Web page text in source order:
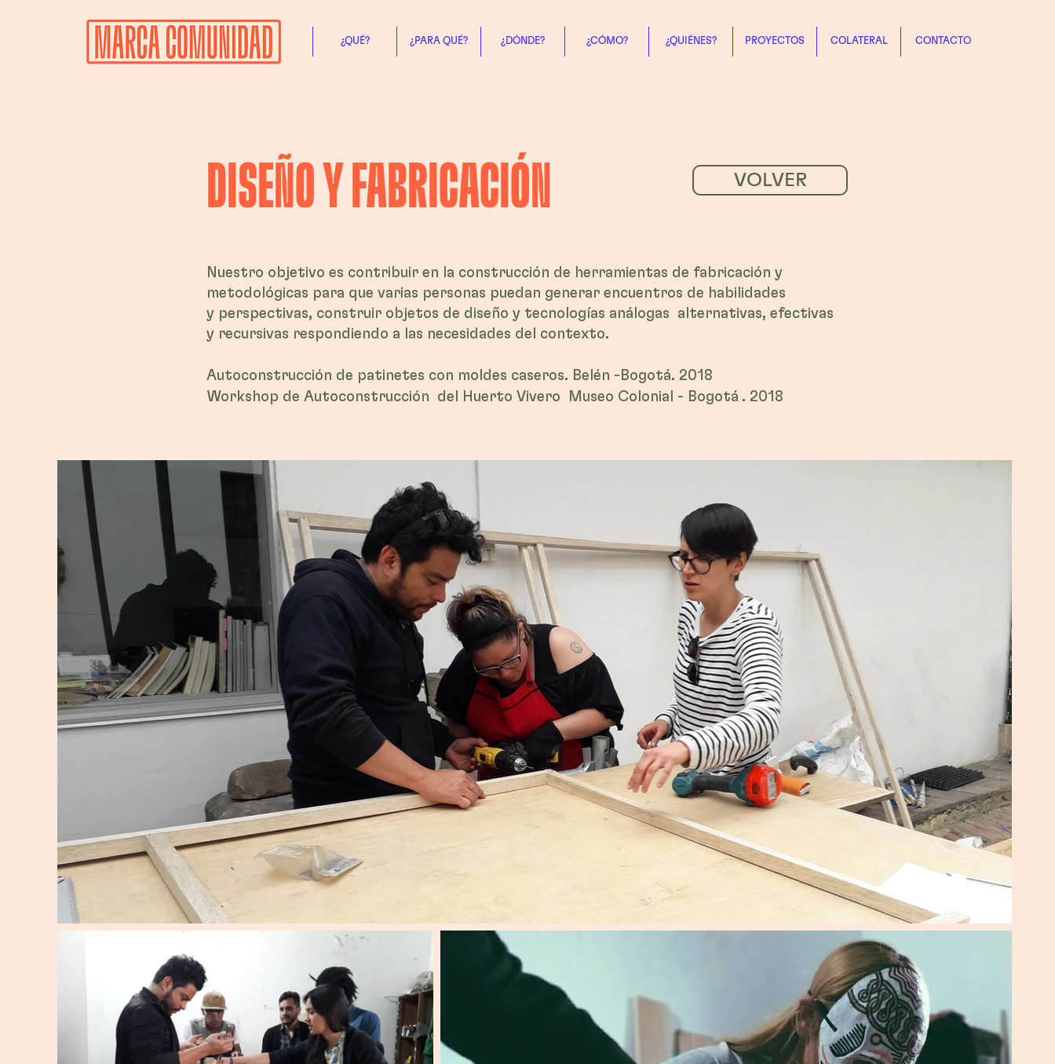
¿QUÉ? ¿PARA QUÉ? ¿DÓNDE? ¿CÓMO? ¿QUIÉNES? PROYECTOS COLATERAL CONTACTO
DISEÑO Y FABRICACIÓN VOLVER
Nuestro objetivo es contribuir en la construcción de herramientas de fabricación y
metodológicas para que varias personas puedan generar encuentros de habilidades
y perspectivas, construir objetos de diseño y tecnologías análogas alternativas, efectivas
y recursivas respondiendo a las necesidades del contexto.
Autoconstrucción de patinetes con moldes caseros. Belén -Bogotá. 2018
Workshop de Autoconstrucción del Huerto Vivero Museo Colonial - Bogotá . 2018